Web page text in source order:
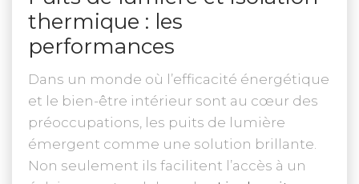
thermique : les
performances
Dans un monde où l’efficacité énergétique
et le bien-être intérieur sont au cœur des
préoccupations, les puits de lumière
émergent comme une solution brillante.
Non seulement ils facilitent l’accès à un